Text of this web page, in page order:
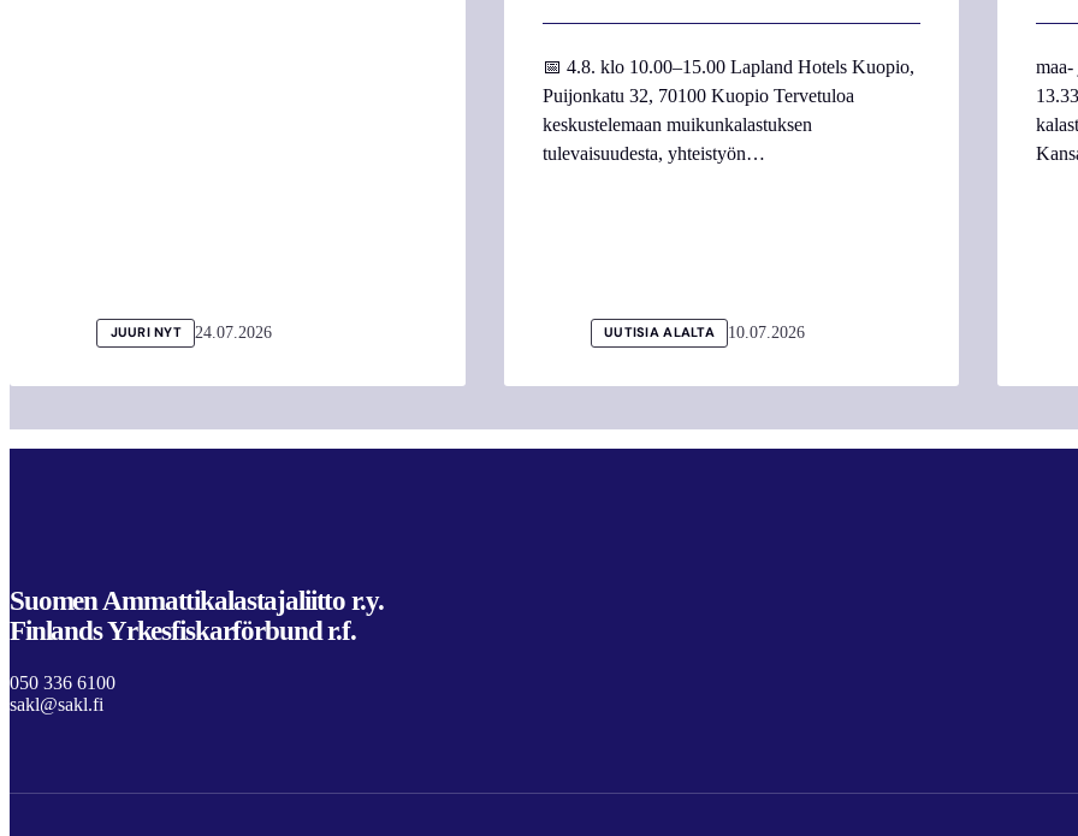
JUURI NYT 24.07.2026
📅 4.8. klo 10.00–15.00 Lapland Hotels Kuopio,
Puijonkatu 32, 70100 Kuopio Tervetuloa
keskustelemaan muikunkalastuksen
tulevaisuudesta, yhteistyön…
UUTISIA ALALTA 10.07.2026
Suomen Ammattikalastajaliitto r.y.
Finlands Yrkesfiskarförbund r.f.
050 336 6100
sakl@sakl.fi